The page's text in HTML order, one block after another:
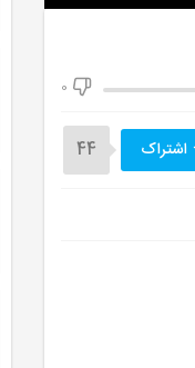
0
اشتراک 44